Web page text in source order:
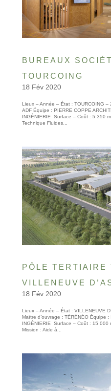
BUREAUX
TOURCOING
18 Fév 2020
Lieux – Année – État : TOURCOING –
ADF Équipe : PIERRE COPPE
INGÉNIERIE Surface – Coût : 5 350
Technique Fluides...
PÔLE TERTIAIRE
VILLENEUVE
18 Fév 2020
Lieux – Année – État : VILLENEUVE
Maître d’ouvrage : TÉRÉNÉO Équipe
INGÉNIERIE Surface – Coût : 15 000
Mission : Aide à...